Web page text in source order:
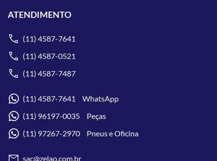
ATENDIMENTO
(11) 4587-7641
(11) 4587-0521
(11) 4587-7487
(11) 4587-7641 WhatsApp
(11) 96197-0035 Peças
(11) 97267-2970 Pneus e Oficina
sac@zelao.com.br